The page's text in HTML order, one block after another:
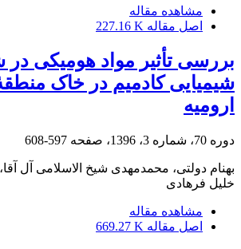
مشاهده مقاله
اصل مقاله 227.16 K
بررسی تأثیر مواد هومیکی
شیمیایی کادمیم در خاک
ارومیه
دوره 70، شماره 3، 1396، صفحه 597-608
بهنام دولتی، محمدمهدی شیخ الاسلامی آل
خلیل فرهادی
مشاهده مقاله
اصل مقاله 669.27 K